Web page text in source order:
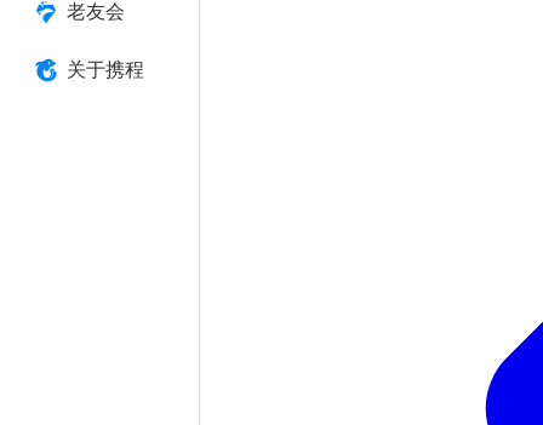
老友会
关于携程